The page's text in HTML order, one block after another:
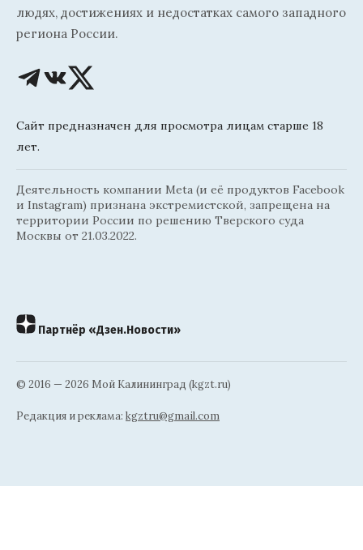
людях, достижениях и недостатках самого западного
региона России.
Сайт предназначен для просмотра лицам старше 18
лет.
Деятельность компании Meta (и её продуктов Facebook
и Instagram) признана экстремистской, запрещена на
территории России по решению Тверского суда
Москвы от 21.03.2022.
Партнёр «Дзен.Новости»
© 2016 — 2026 Мой Калининград (kgzt.ru)
Редакция и реклама: kgztru@gmail.com